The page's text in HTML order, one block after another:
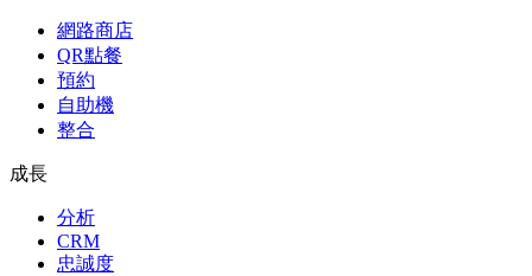
網路商店
QR點餐
預約
自助機
整合
成長
分析
CRM
忠誠度